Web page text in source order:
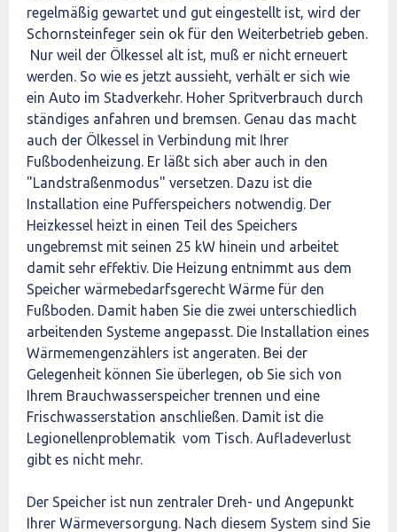
regelmäßig gewartet und gut eingestellt ist, wird der
Schornsteinfeger sein ok für den Weiterbetrieb geben.
Nur weil der Ölkessel alt ist, muß er nicht erneuert
werden. So wie es jetzt aussieht, verhält er sich wie
ein Auto im Stadverkehr. Hoher Spritverbrauch durch
ständiges anfahren und bremsen. Genau das macht
auch der Ölkessel in Verbindung mit Ihrer
Fußbodenheizung. Er läßt sich aber auch in den
"Landstraßenmodus" versetzen. Dazu ist die
Installation eine Pufferspeichers notwendig. Der
Heizkessel heizt in einen Teil des Speichers
ungebremst mit seinen 25 kW hinein und arbeitet
damit sehr effektiv. Die Heizung entnimmt aus dem
Speicher wärmebedarfsgerecht Wärme für den
Fußboden. Damit haben Sie die zwei unterschiedlich
arbeitenden Systeme angepasst. Die Installation eines
Wärmemengenzählers ist angeraten. Bei der
Gelegenheit können Sie überlegen, ob Sie sich von
Ihrem Brauchwasserspeicher trennen und eine
Frischwasserstation anschließen. Damit ist die
Legionellenproblematik vom Tisch. Aufladeverlust
gibt es nicht mehr.
Der Speicher ist nun zentraler Dreh- und Angepunkt
Ihrer Wärmeversorgung. Nach diesem System sind Sie